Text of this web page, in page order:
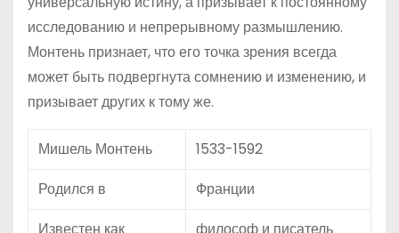
исследованию и непрерывному размышлению.
Монтень признает, что его точка зрения всегда
может быть подвергнута сомнению и изменению, и
призывает других к тому же.
Мишель Монтень
1533-1592
Родился в
Франции
Известен как
философ и писатель